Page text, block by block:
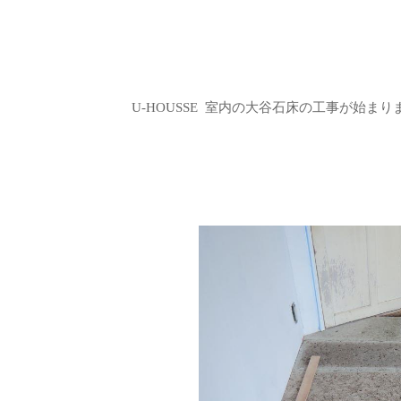
U-HOUSSE 室内の大谷石床の工事が始まり